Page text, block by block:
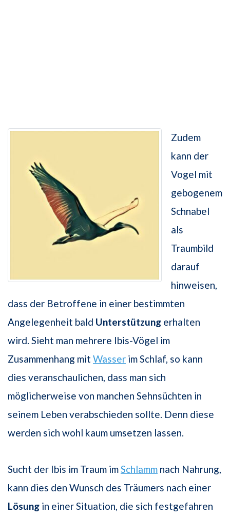
Zudem
kann der
Vogel mit
gebogenem
Schnabel
als
Traumbild
darauf
hinweisen,
dass der Betroffene in einer bestimmten
Angelegenheit bald Unterstützung erhalten
wird. Sieht man mehrere Ibis-Vögel im
Zusammenhang mit Wasser im Schlaf, so kann
dies veranschaulichen, dass man sich
möglicherweise von manchen Sehnsüchten in
seinem Leben verabschieden sollte. Denn diese
werden sich wohl kaum umsetzen lassen.
Sucht der Ibis im Traum imSchlamm nach Nahrung,
kann dies den Wunsch des Träumers nach einer
Lösung in einer Situation, die sich festgefahren